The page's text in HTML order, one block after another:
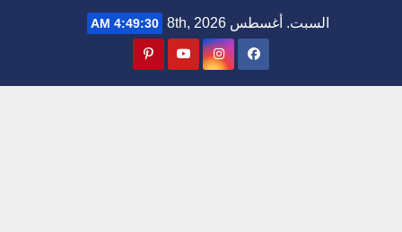
السبت. أغسطس 8th, 2026 4:49:31 AM